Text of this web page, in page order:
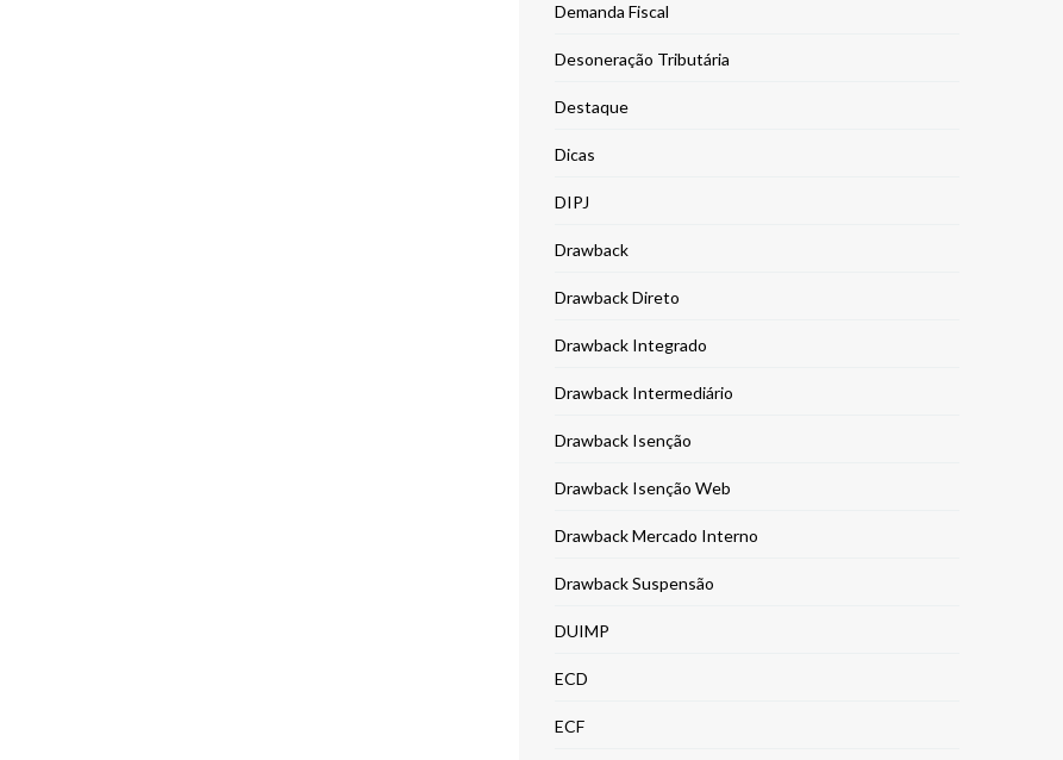
Demanda Fiscal
Desoneração Tributária
Destaque
Dicas
DIPJ
Drawback
Drawback Direto
Drawback Integrado
Drawback Intermediário
Drawback Isenção
Drawback Isenção Web
Drawback Mercado Interno
Drawback Suspensão
DUIMP
ECD
ECF